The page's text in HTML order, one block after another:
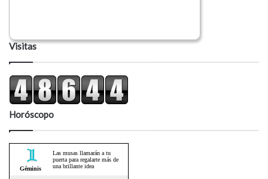
Visitas
Horóscopo